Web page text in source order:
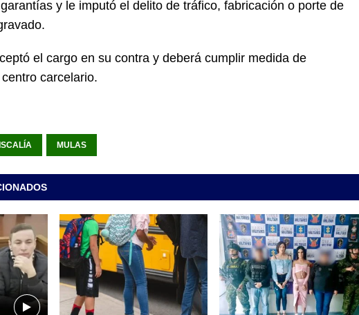
y le imputó el delito de tráfico, fabricación o porte de
el cargo en su contra y deberá cumplir medida de
carcelario.
MULAS